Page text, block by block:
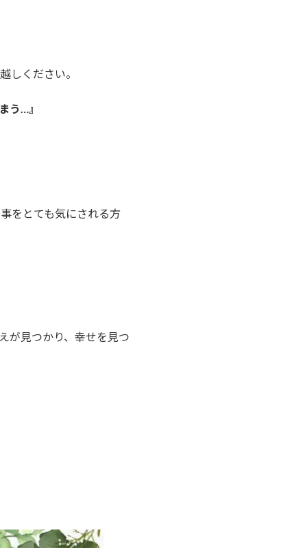
しください。
う…』
をとても気にされる方
が見つかり、幸せを見つ